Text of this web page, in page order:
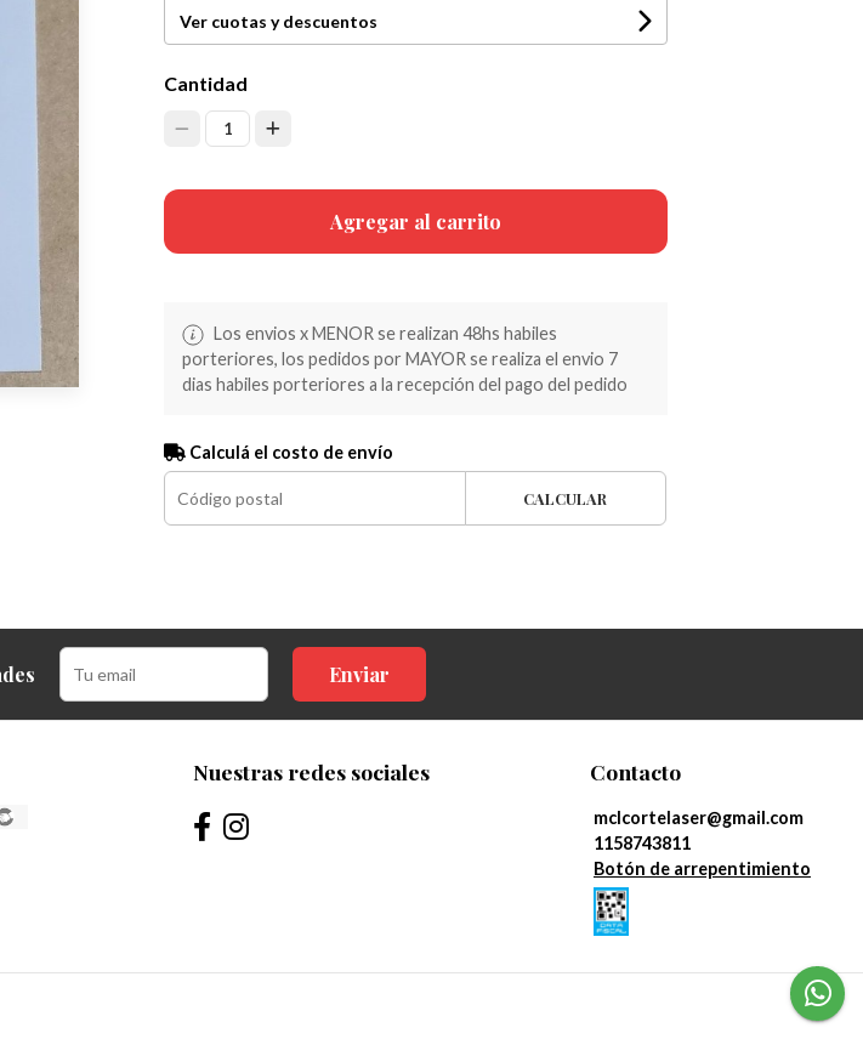
Ver cuotas y descuentos
Cantidad
1
Agregar al carrito
Los envios x MENOR se realizan 48hs habiles
porteriores, los pedidos por MAYOR se realiza el envio 7
dias habiles porteriores a la recepción del pago del pedido
Calculá el costo de envío
CALCULAR
Enviar
Nuestras redes sociales Contacto
mclcortelaser@gmail.com
1158743811
Botón de arrepentimiento